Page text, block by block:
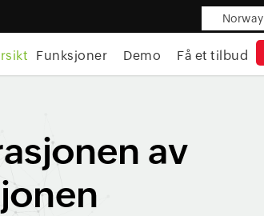
Norway
Funksjoner Demo Få et tilbud
av